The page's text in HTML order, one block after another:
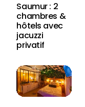
Saumur : 2
chambres &
hôtels avec
jacuzzi
privatif